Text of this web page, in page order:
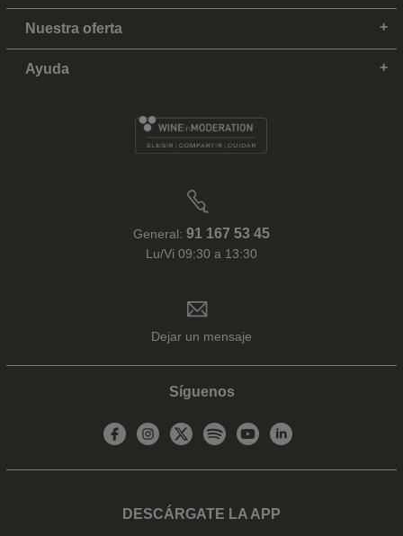
Nuestra oferta
Ayuda
General: 91 167 53 45
Lu/Vi 09:30 a 13:30
Dejar un mensaje
Síguenos
DESCÁRGATE LA APP